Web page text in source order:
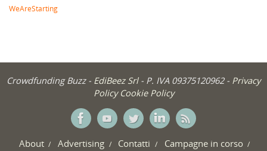
WeAreStarting
Crowdfunding Buzz - EdiBeez Srl - P. IVA 09375120962 - Privacy
Policy Cookie Policy
About Advertising Contatti
Campagne in corso